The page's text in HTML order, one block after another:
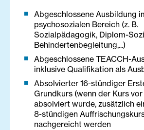
Abgeschlossene Ausbildung
psychosozialen Bereich (z. B.
Sozialpädagogik, Diplom-
Behindertenbegleitung,...)
Abgeschlossene TEACCH-
inklusive Qualifikation als
Absolvierter 16-stündiger
Grundkurs (wenn der Kurs
absolviert wurde, zusätzlich
8-stündigen
nachgereicht werden